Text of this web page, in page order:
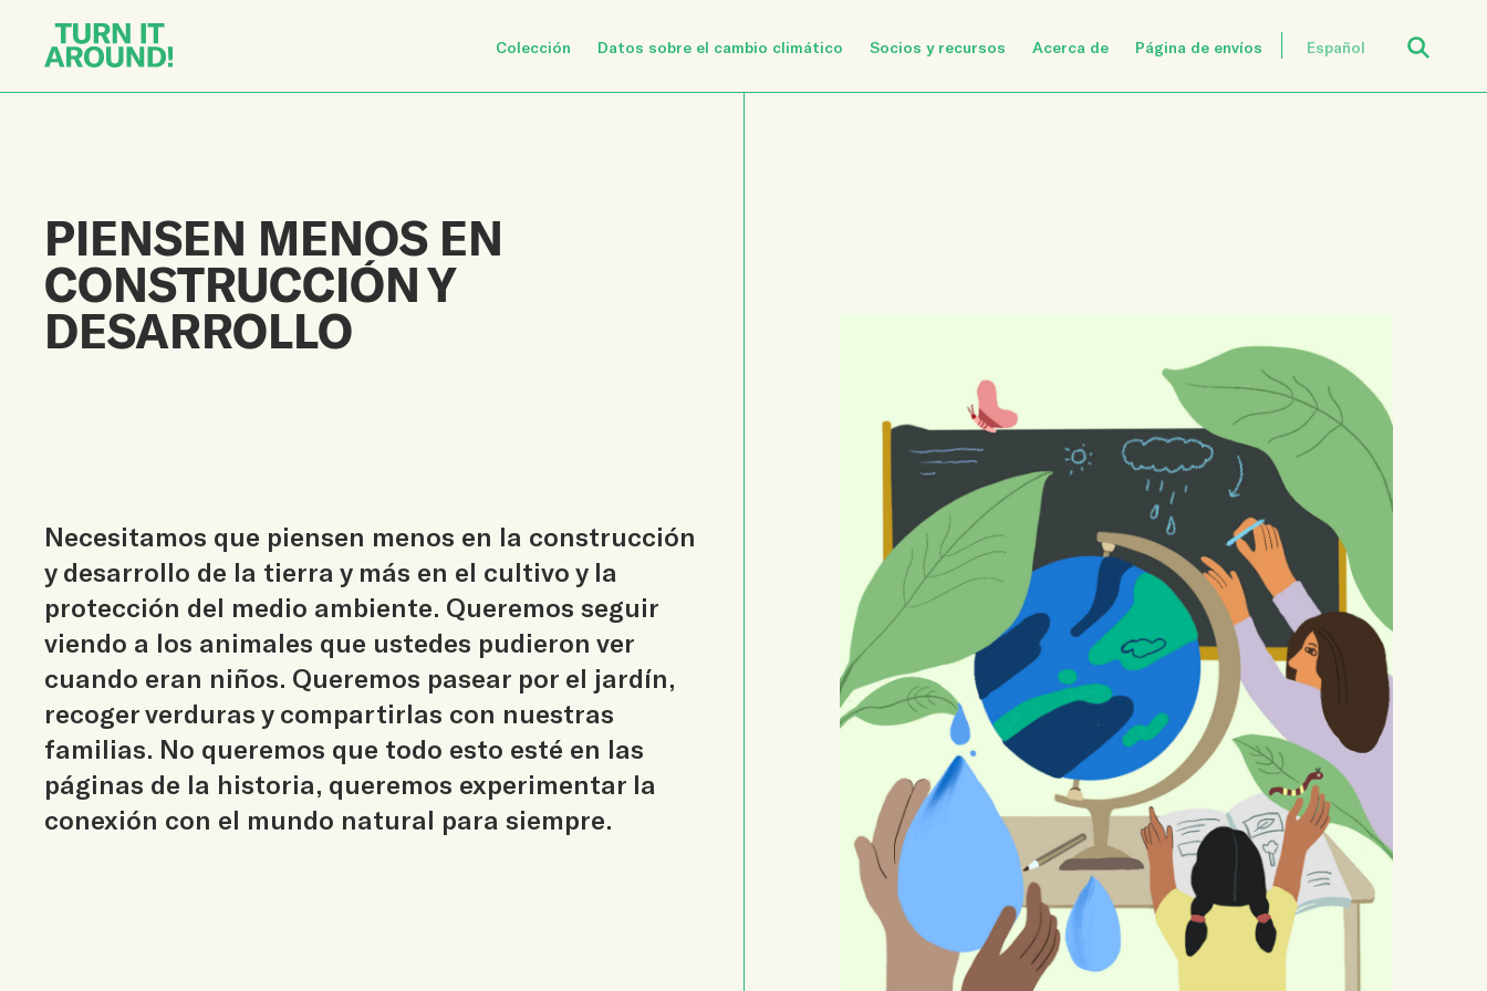
Colección Datos sobre el cambio climático Socios y recursos Acerca de Página de envíos Español
PIENSEN MENOS EN
CONSTRUCCIÓN Y
DESARROLLO
Necesitamos que piensen menos en la construcción
y desarrollo de la tierra y más en el cultivo y la
protección del medio ambiente. Queremos seguir
viendo a los animales que ustedes pudieron ver
cuando eran niños. Queremos pasear por el jardín,
recoger verduras y compartirlas con nuestras
familias. No queremos que todo esto esté en las
páginas de la historia, queremos experimentar la
conexión con el mundo natural para siempre.